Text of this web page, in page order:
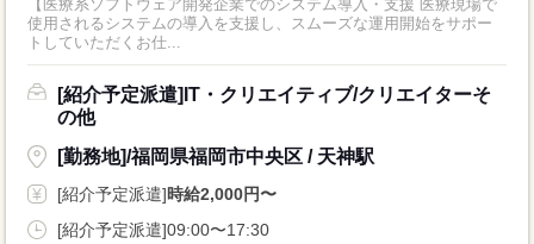
【医療系ソフトウェア開発企業でのシステム導入・支援 医療現場で
使用されるシステムの導入を支援し、スムーズな運用開始をサポー
トしていただくお仕...
[紹介予定派遣]IT・クリエイティブ/クリエイターそ
の他
[勤務地]/福岡県福岡市中央区 / 天神駅
[紹介予定派遣]時給2,000円〜
[紹介予定派遣]09:00〜17:30